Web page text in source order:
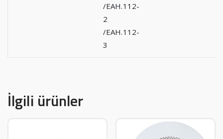
/EAH.112-
2
/EAH.112-
3
İlgili ürünler